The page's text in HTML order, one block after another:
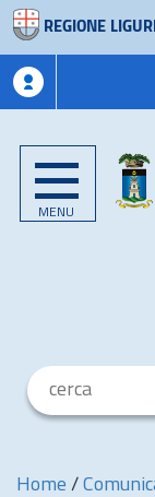
REGIONE
MENU
Home /